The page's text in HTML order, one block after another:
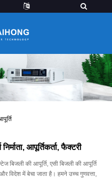
आपूर्तिकर्ता, फैक्टरी
बिजली की आपूर्ति, एसी बिजली की आपूर्ति
विदेश में बेचा जाता है। हमने उच्च गुणवत्ता,